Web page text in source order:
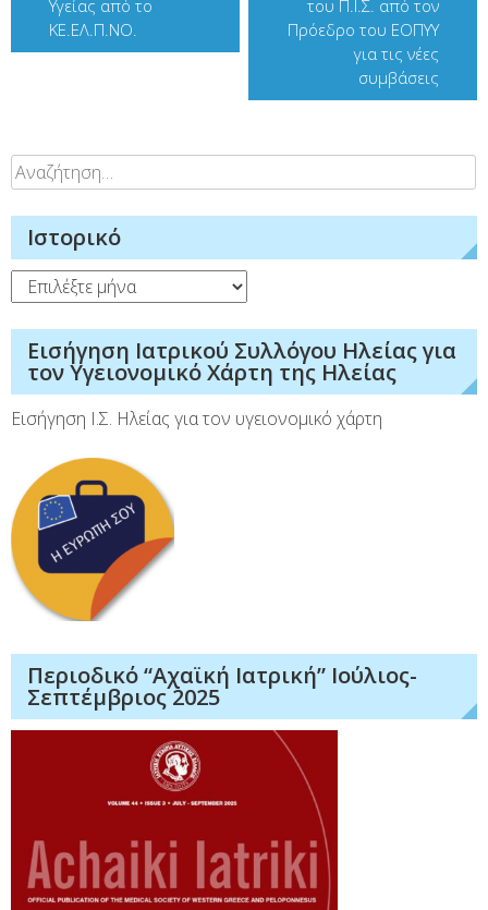
Υγείας από το
ΚΕ.ΕΛ.Π.ΝΟ.
του Π.Ι.Σ. από τον
Πρόεδρο του ΕΟΠΥΥ
για τις νέες
συμβάσεις
Αναζήτηση
για:
Ιστορικό
Ιστορικό
Εισήγηση Ιατρικού Συλλόγου Ηλείας για
τον Υγειονομικό Χάρτη της Ηλείας
Εισήγηση Ι.Σ. Ηλείας για τον υγειονομικό χάρτη
Περιοδικό “Αχαϊκή Ιατρική” Ιούλιος-
Σεπτέμβριος 2025